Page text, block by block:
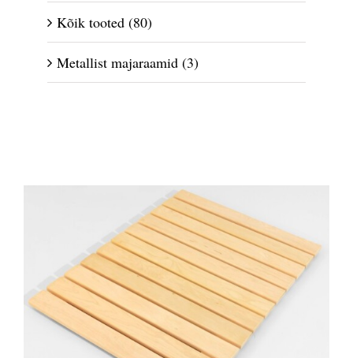
Kõik tooted (80)
Metallist majaraamid (3)